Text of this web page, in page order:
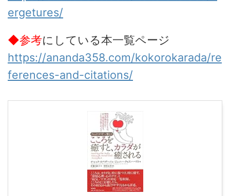
ergetures/
◆参考にしている本一覧ページ
https://ananda358.com/kokorokarada/re
ferences-and-citations/